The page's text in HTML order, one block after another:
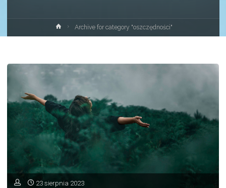
Strona
główna
Archive for category "oszczędności"
23 sierpnia 2023